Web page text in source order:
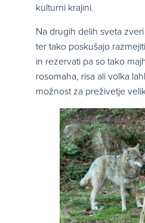
kulturni krajini.
Na drugih delih sveta
ter tako poskušajo
in rezervati pa so tako
rosomaha, risa ali volka
možnost za preživetje